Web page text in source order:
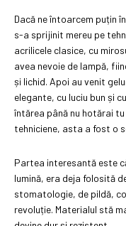
Dacă ne întoarcem puțin
s-a sprijinit mereu pe
acrilicele clasice, cu
avea nevoie de lampă,
și lichid. Apoi au venit
elegante, cu luciu bun și
întărea până nu hotărai
tehniciene, asta a fost o
Partea interesantă este
lumină, era deja folosită
stomatologie, de pildă,
revoluție. Materialul stă